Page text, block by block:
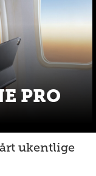
PRO
ukentlige